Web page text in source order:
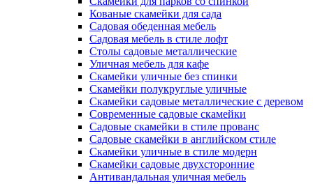
Кованые скамейки для сада
Садовая обеденная мебель
Садовая мебель в стиле лофт
Столы садовые металлические
Уличная мебель для кафе
Скамейки уличные без спинки
Скамейки полукруглые уличные
Скамейки садовые металлические с деревом
Современные садовые скамейки
Садовые скамейки в стиле прованс
Садовые скамейки в английском стиле
Скамейки уличные в стиле модерн
Скамейки садовые двухсторонние
Антивандальная уличная мебель